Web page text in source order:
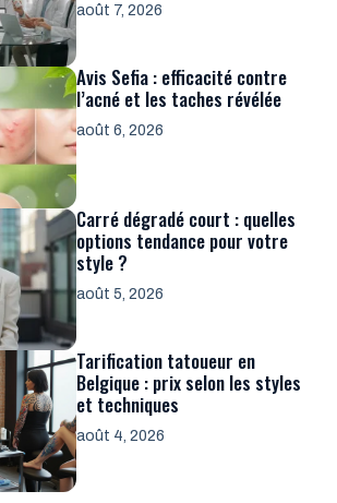
août 7, 2026
Avis Sefia : efficacité contre
l’acné et les taches révélée
août 6, 2026
Carré dégradé court : quelles
options tendance pour votre
style ?
août 5, 2026
Tarification tatoueur en
Belgique : prix selon les styles
et techniques
août 4, 2026